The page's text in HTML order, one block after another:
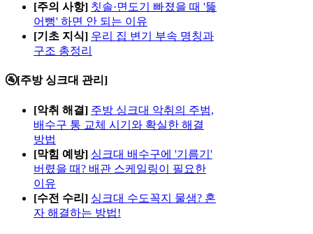
[주의 사항] 칫솔·면도기 빠졌을 때 '뚫
어뻥' 하면 안 되는 이유
[기초 지식] 우리 집 변기 부속 명칭과
구조 총정리
🚰[주방 싱크대 관리]
[악취 해결] 주방 싱크대 악취의 주범,
배수구 통 교체 시기와 확실한 해결
방법
[막힘 예방] 싱크대 배수구에 '기름기'
버렸을 때? 배관 스케일링이 필요한
이유
[수전 수리] 싱크대 수도꼭지 물샘? 혼
자 해결하는 방법!